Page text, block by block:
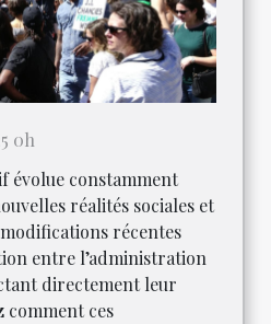
0h
évolue constamment
réalités sociales et
récentes
entre l’administration
directement leur
comment ces